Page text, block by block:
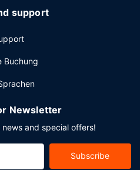
support
Buchung
Newsletter
and special offers!
Subscribe